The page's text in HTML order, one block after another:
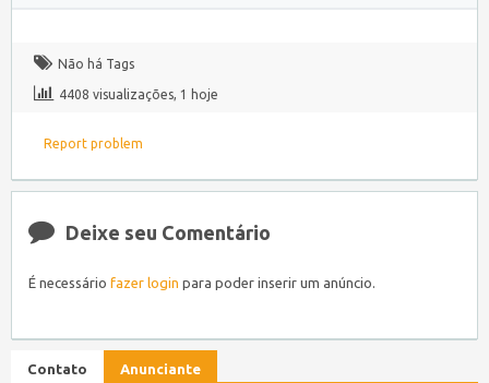
Não há Tags
4408 visualizações, 1 hoje
Report problem
Deixe seu Comentário
É necessário fazer login para poder inserir um anúncio.
Contato Anunciante